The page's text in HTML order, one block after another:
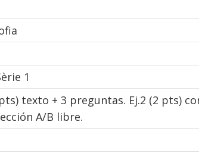
1
texto + 3 preguntas. Ej.2 (2 pts)
A/B libre.